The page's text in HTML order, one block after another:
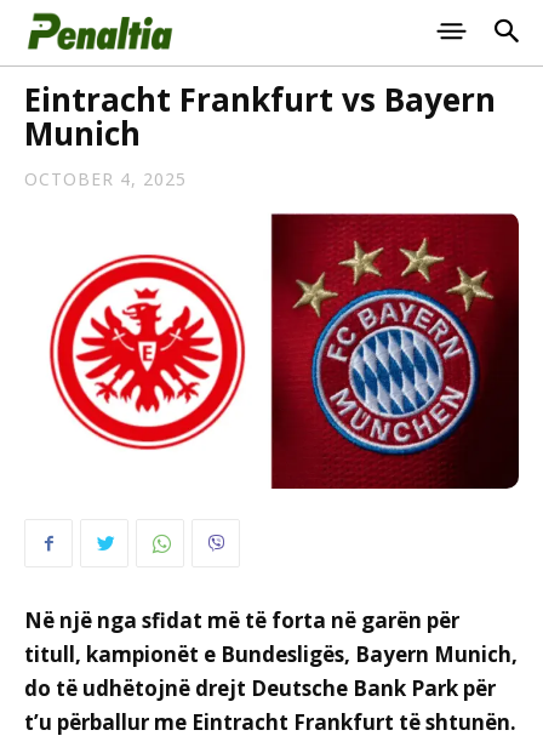
Eintracht Frankfurt vs Bayern
Munich
OCTOBER 4, 2025
Në një nga sfidat më të forta në garën për
titull, kampionët e Bundesligës, Bayern Munich,
do të udhëtojnë drejt Deutsche Bank Park për
t’u përballur me Eintracht Frankfurt të shtunën.